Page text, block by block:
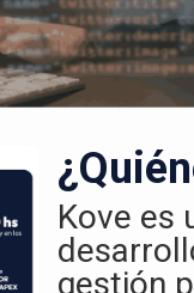
Kove es
gestión